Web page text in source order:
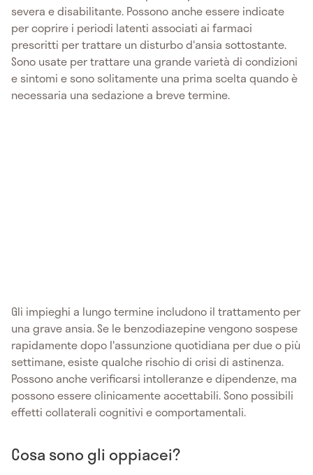
severa e disabilitante. Possono anche essere indicate
per coprire i periodi latenti associati ai farmaci
prescritti per trattare un disturbo d'ansia sottostante.
Sono usate per trattare una grande varietà di condizioni
e sintomi e sono solitamente una prima scelta quando è
necessaria una sedazione a breve termine.
Gli impieghi a lungo termine includono il trattamento per
una grave ansia. Se le benzodiazepine vengono sospese
rapidamente dopo l'assunzione quotidiana per due o più
settimane, esiste qualche rischio di crisi di astinenza.
Possono anche verificarsi intolleranze e dipendenze, ma
possono essere clinicamente accettabili. Sono possibili
effetti collaterali cognitivi e comportamentali.
Cosa sono gli oppiacei?